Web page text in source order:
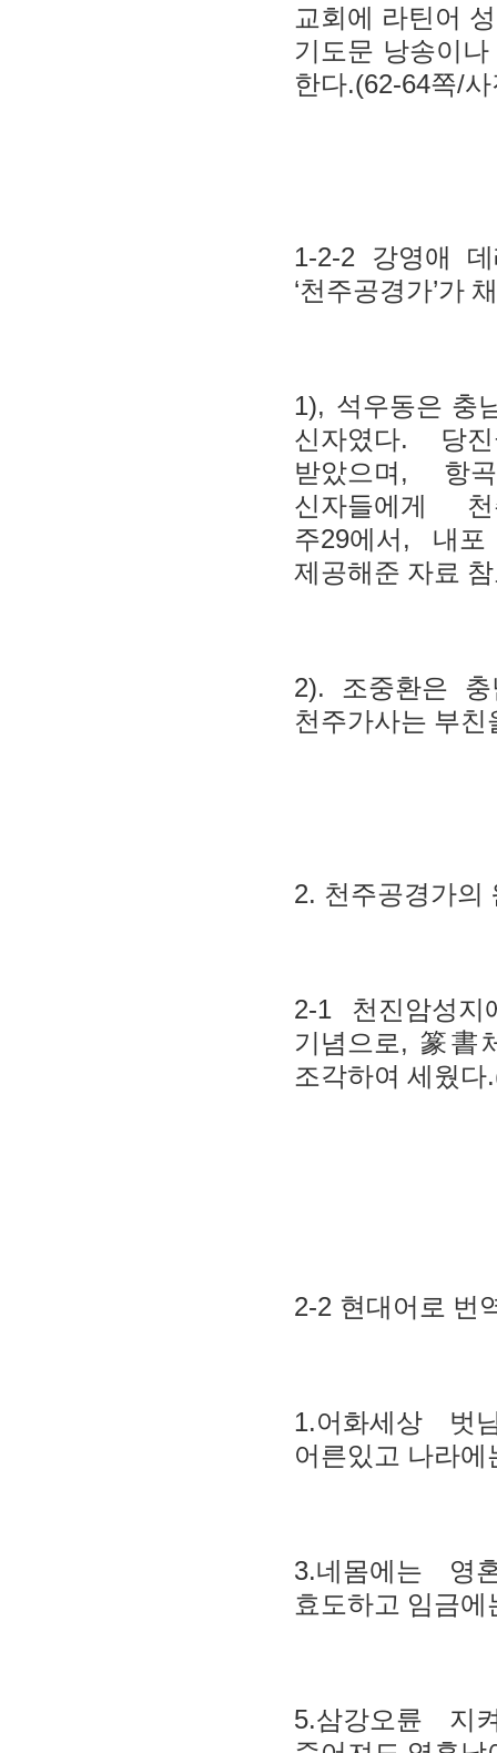
교회에 라틴어
기도문 낭송이
한다.(62-64쪽/
1-2-2 강영애
‘천주공경가’가
1), 석우동은 충
신자였다.
당
받았으며 , 항
신자들에게
주29에서 , 내
제공해준 자료
2). 조중환은
천주가사는 부친
2. 천주공경가의
2-1 천진암성
기념으로 , 篆書
조각하여 세웠다
2-2 현대어로 번
1.어화세상 벗
어른있고 나라에
3.네몸에는 영
효도하고 임금에
5.삼강오륜 지